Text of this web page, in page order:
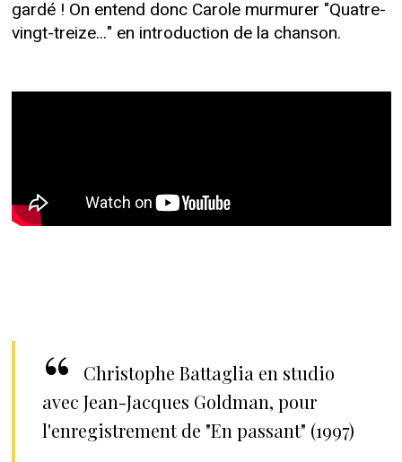
gardé ! On entend donc Carole murmurer "Quatre-
vingt-treize..." en introduction de la chanson.
Christophe Battaglia en studio
avec Jean-Jacques Goldman, pour
l'enregistrement de "En passant" (1997)